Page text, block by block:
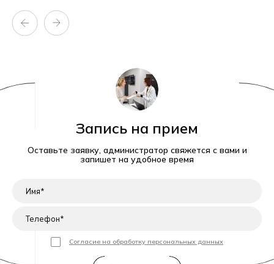
Запись на прием
Оставьте заявку, администратор свяжется с вами и
запишет на удобное время
Согласие на обработку персональных данных